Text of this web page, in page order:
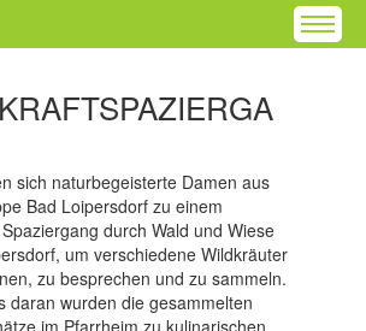
sich naturbegeisterte Damen aus
Bad Loipersdorf zu einem
durch Wald und Wiese
um verschiedene Wildkräuter
zu besprechen und zu sammeln.
daran wurden die gesammelten
im Pfarrheim zu kulinarischen